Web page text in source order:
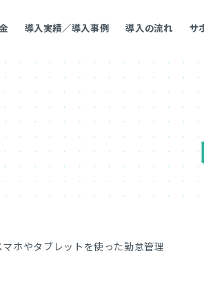
導入実績／導入事例 導入の流れ サ
マホやタブレットを使った勤怠管理